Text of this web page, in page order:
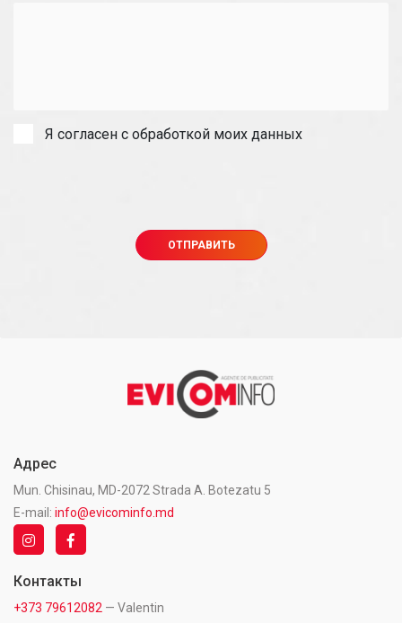
Я согласен с обработкой моих данных
Адрес
Mun. Chisinau, MD-2072 Strada A. Botezatu 5
E-mail: info@evicominfo.md
Контакты
+373 79612082 — Valentin